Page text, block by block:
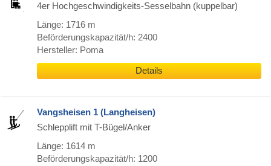
4er Hochgeschwindigkeits-Sesselbahn (kuppelbar)
Länge: 1716 m
Beförderungskapazität/h: 2400
Hersteller: Poma
Details
Vangsheisen 1 (Langheisen)
Schlepplift mit T-Bügel/Anker
Länge: 1614 m
Beförderungskapazität/h: 1200